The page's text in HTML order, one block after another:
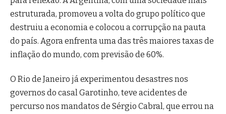
estruturada, promoveu a volta do grupo político que
destruiu a economia e colocou a corrupção na pauta
do país. Agora enfrenta uma das três maiores taxas de
inflação do mundo, com previsão de 60%.
O Rio de Janeiro já experimentou desastres nos
governos do casal Garotinho, teve acidentes de
percurso nos mandatos de Sérgio Cabral, que errou na